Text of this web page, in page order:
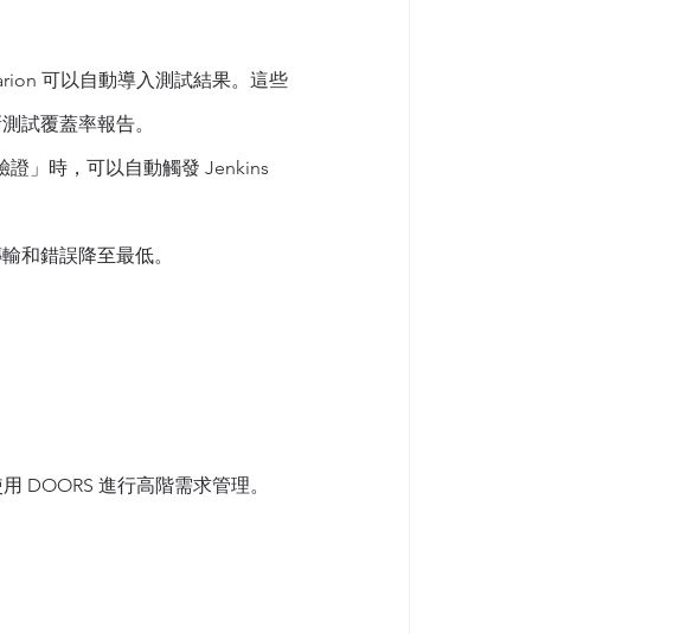
可以自動導入測試結果。這些
試覆蓋率報告。
」時，可以自動觸發 Jenkins
和錯誤降至最低。
DOORS 進行高階需求管理。